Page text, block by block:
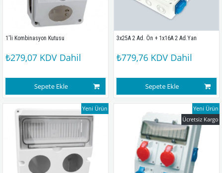
1'li Kombinasyon Kutusu
₺279,07 KDV Dahil
Sepete Ekle
3x25A 2 Ad. Ön + 1x16A 2 Ad.Yan
₺779,76 KDV Dahil
Sepete Ekle
Yeni Ürün
Ücretsiz Kargo
Yeni Ürün